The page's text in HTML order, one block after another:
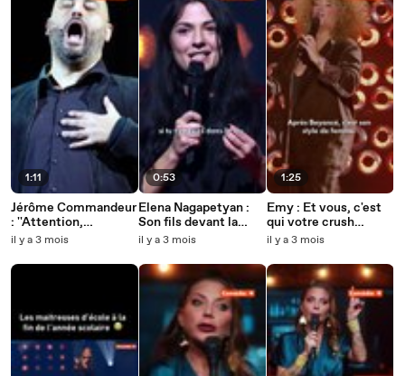
1:11
Jérôme Commandeur
: ''Attention,
Monsieur
n'est pas pour moi ! "
il y a 3 mois
0:53
Elena Nagapetyan :
Son fils devant la
vidéo 😳
il y a 3 mois
1:25
Emy : Et vous, c'est
qui votre crush
ultime ? 😍 -
Show
il y a 3 mois